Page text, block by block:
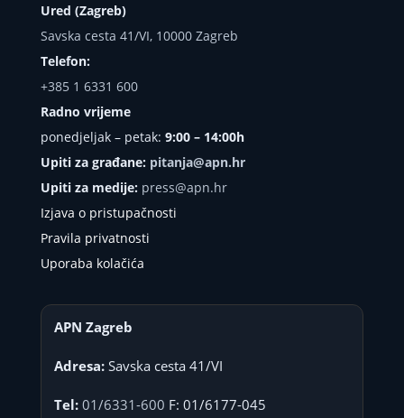
Ured (Zagreb)
Savska cesta 41/VI, 10000 Zagreb
Telefon:
+385 1 6331 600
Radno vrijeme
ponedjeljak – petak: 9:00 – 14:00h
Upiti za građane: pitanja@apn.hr
Upiti za medije: press@apn.hr
Izjava o pristupačnosti
Pravila privatnosti
Uporaba kolačića
APN Zagreb
Adresa:Savska cesta 41/VI
Tel: 01/6331-600 F: 01/6177-045